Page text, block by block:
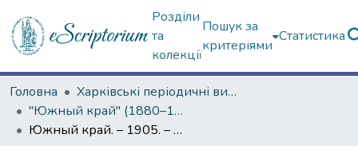
Розділи
та
колекції
Пошук за
критеріями
Статистика
Головна
Харківські періодичні видання
"Южный край" (1880–1919 гг.)
Южный край. – 1905. – 7 апреля (№ 8415)